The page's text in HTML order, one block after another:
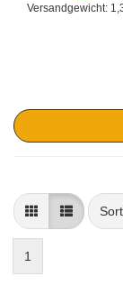
Versandgewicht:
1